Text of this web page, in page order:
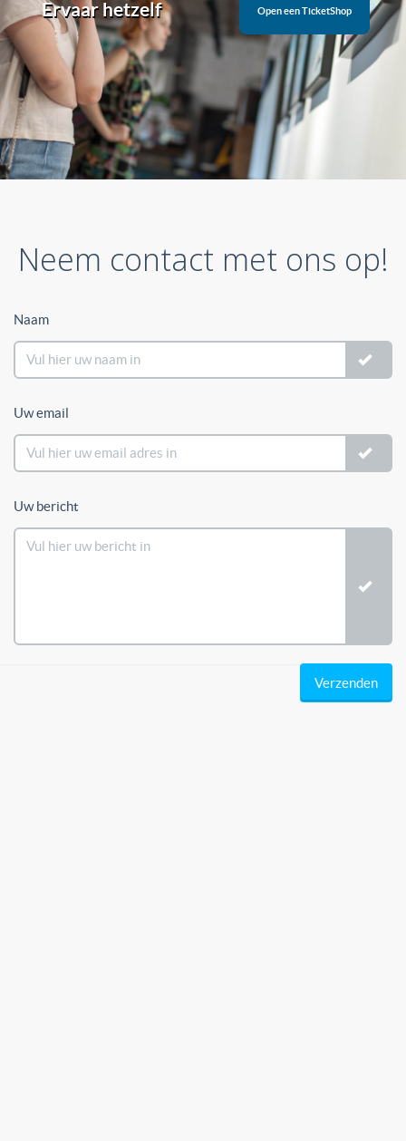
Ervaar hetzelf Open een TicketShop
Neem contact met ons op!
Naam
Uw email
Uw bericht